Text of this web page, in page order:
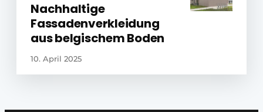
Nachhaltige
Fassadenverkleidung
aus belgischem Boden
10. April 2025